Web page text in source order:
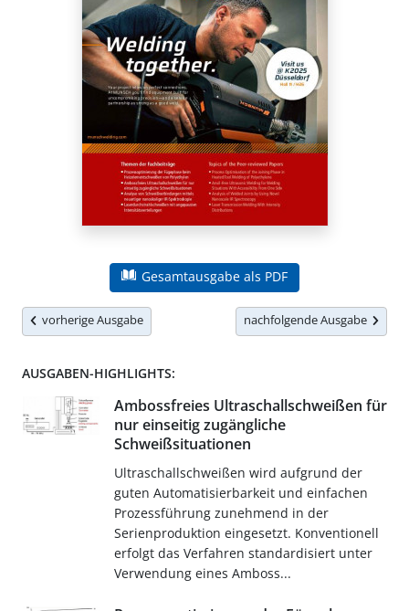
Gesamtausgabe als PDF
vorherige Ausgabe nachfolgende Ausgabe
AUSGABEN-HIGHLIGHTS:
Ambossfreies Ultraschallschweißen für
nur einseitig zugängliche
Schweißsituationen
Ultraschallschweißen wird aufgrund der
guten Automatisierbarkeit und einfachen
Prozessführung zunehmend in der
Serienproduktion eingesetzt. Konventionell
erfolgt das Verfahren standardisiert unter
Verwendung eines Amboss...